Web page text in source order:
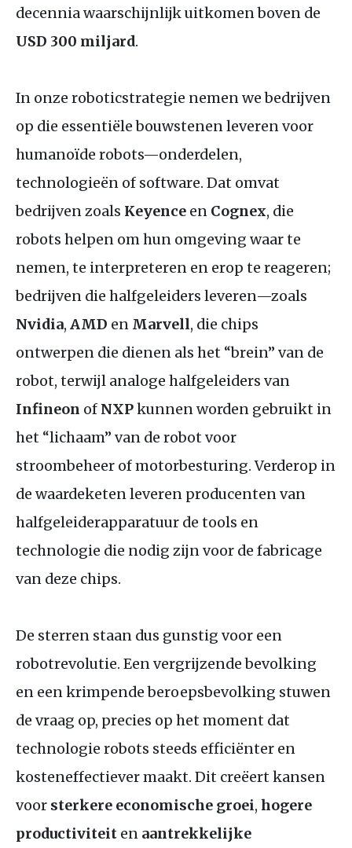
decennia waarschijnlijk uitkomen boven de
USD 300 miljard.
In onze roboticstrategie nemen we bedrijven
op die essentiële bouwstenen leveren voor
humanoïde robots—onderdelen,
technologieën of software. Dat omvat
bedrijven zoals Keyence en Cognex, die
robots helpen om hun omgeving waar te
nemen, te interpreteren en erop te reageren;
bedrijven die halfgeleiders leveren—zoals
Nvidia, AMD en Marvell, die chips
ontwerpen die dienen als het “brein” van de
robot, terwijl analoge halfgeleiders van
Infineon of NXPkunnen worden gebruikt in
het “lichaam” van de robot voor
stroombeheer of motorbesturing. Verderop in
de waardeketen leveren producenten van
halfgeleiderapparatuur de tools en
technologie die nodig zijn voor de fabricage
van deze chips.
De sterren staan dus gunstig voor een
robotrevolutie. Een vergrijzende bevolking
en een krimpende beroepsbevolking stuwen
de vraag op, precies op het moment dat
technologie robots steeds efficiënter en
kosteneffectiever maakt. Dit creëert kansen
voor sterkere economische groei, hogere
productiviteit en aantrekkelijke